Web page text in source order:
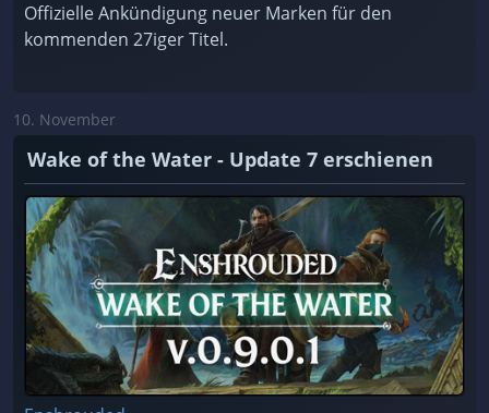
Offizielle Ankündigung neuer Marken für den
kommenden 27iger Titel.
10. November
Wake of the Water - Update 7 erschienen